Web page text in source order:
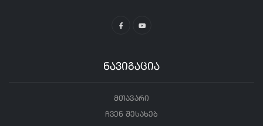
ნავიგაცია
მთავარი
ჩვენ შესახებ